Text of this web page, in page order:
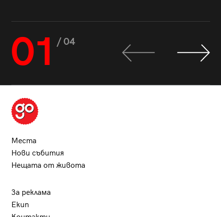
01 / 04
Места
Нови събития
Нещата от живота
За реклама
Екип